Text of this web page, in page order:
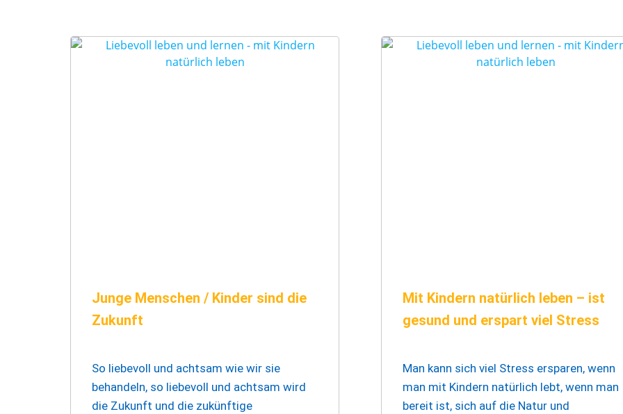
Junge Menschen / Kinder sind die
Zukunft
So liebevoll und achtsam wie wir sie
behandeln, so liebevoll und achtsam wird
die Zukunft und die zukünftige
Mit Kindern natürlich leben – ist
gesund und erspart viel Stress
Man kann sich viel Stress ersparen, wenn
man mit Kindern natürlich lebt, wenn man
bereit ist, sich auf die Natur und